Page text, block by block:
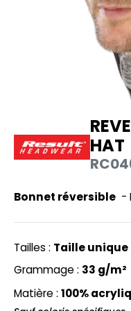
DE MAISON
IN EUROPE
SI ON L'APPELAIT
HAT
Bonnet réversible -
Tailles : Taille unique
Grammage : 33 g/m²
Matière : 100%